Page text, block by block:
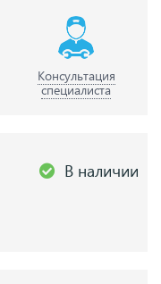
Консультация
специалиста
В наличии